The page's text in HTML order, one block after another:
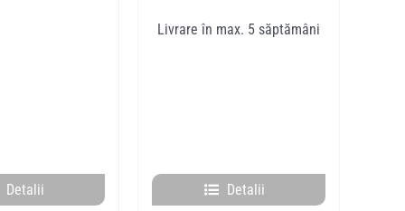
Detalii
Livrare în max. 5 săptămâni
Detalii